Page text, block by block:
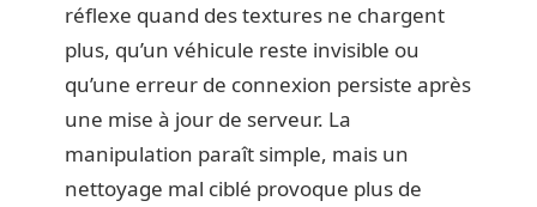
réflexe quand des textures ne chargent
plus, qu’un véhicule reste invisible ou
qu’une erreur de connexion persiste après
une mise à jour de serveur. La
manipulation paraît simple, mais un
nettoyage mal ciblé provoque plus de